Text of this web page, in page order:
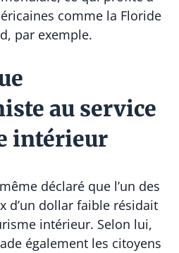
comme la Floride
par exemple.
au service
intérieur
déclaré que l’un des
d’un dollar faible résidait
intérieur. Selon lui,
également les citoyens